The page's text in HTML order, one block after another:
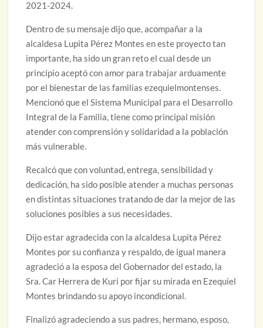
2021-2024.
Dentro de su mensaje dijo que, acompañar a la
alcaldesa Lupita Pérez Montes en este proyecto tan
importante, ha sido un gran reto el cual desde un
principio aceptó con amor para trabajar arduamente
por el bienestar de las familias ezequielmontenses.
Mencionó que el Sistema Municipal para el Desarrollo
Integral de la Familia, tiene como principal misión
atender con comprensión y solidaridad a la población
más vulnerable.
Recalcó que con voluntad, entrega, sensibilidad y
dedicación, ha sido posible atender a muchas personas
en distintas situaciones tratando de dar la mejor de las
soluciones posibles a sus necesidades.
Dijo estar agradecida con la alcaldesa Lupita Pérez
Montes por su confianza y respaldo, de igual manera
agradeció a la esposa del Gobernador del estado, la
Sra. Car Herrera de Kuri por fijar su mirada en Ezequiel
Montes brindando su apoyo incondicional.
Finalizó agradeciendo a sus padres, hermano, esposo,